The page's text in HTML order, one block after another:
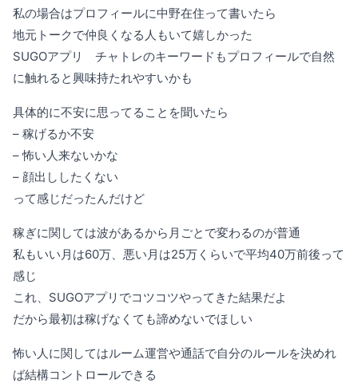
私の場合はプロフィールに中野在住って書いたら
地元トークで仲良くなる人もいて嬉しかった
SUGOアプリ チャトレのキーワードもプロフィールで自然
に触れると興味持たれやすいかも
具体的に不安に思ってることを聞いたら
– 稼げるか不安
– 怖い人来ないかな
– 顔出ししたくない
って感じだったんだけど
稼ぎに関しては波があるから月ごとで変わるのが普通
私もいい月は60万、悪い月は25万くらいで平均40万前後って
感じ
これ、SUGOアプリでコツコツやってきた結果だよ
だから最初は稼げなくても諦めないでほしい
怖い人に関してはルーム運営や通話で自分のルールを決めれ
ば結構コントロールできる